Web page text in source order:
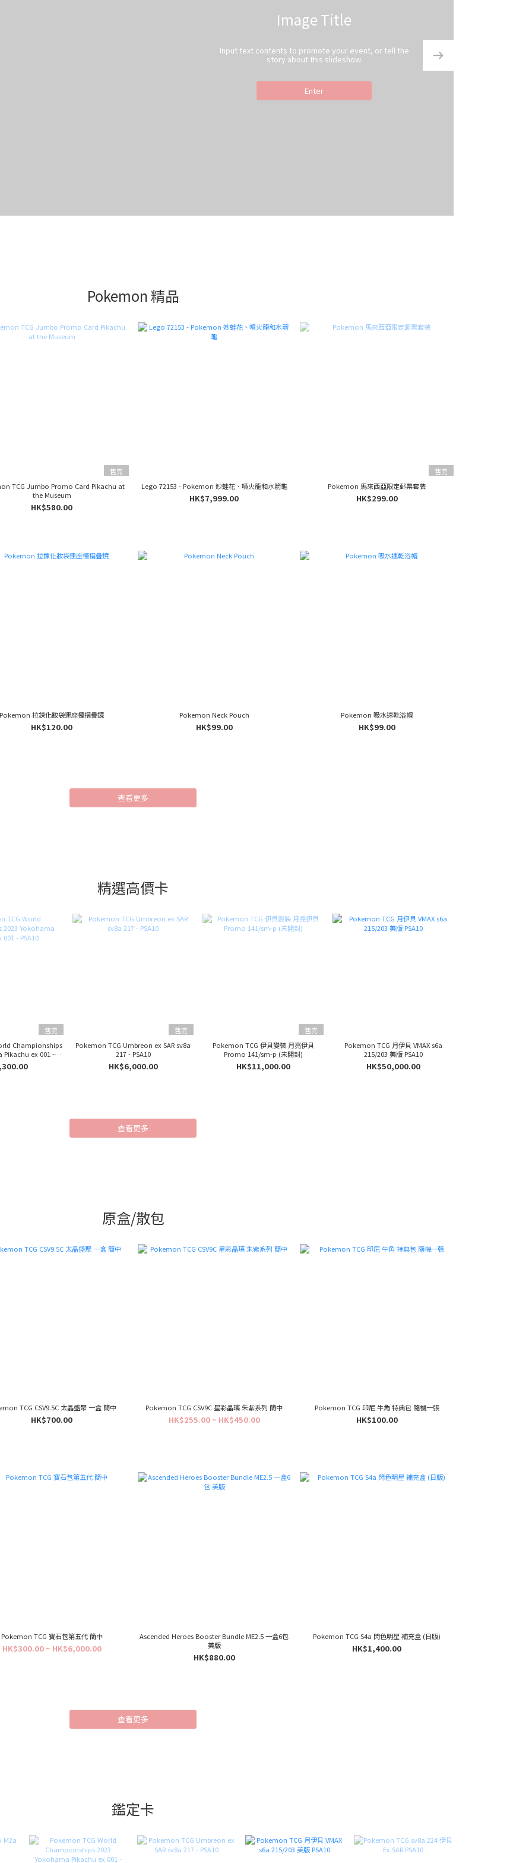
Image Title
Input text contents to promote your event, or tell the
story about this slideshow.
Enter
Pokemon 精品
售完
TCG Jumbo Promo Card Pikachu at
the Museum
HK$580.00
Lego 72153 - Pokemon 妙蛙花、噴火龍和水箭龜
HK$7,999.00
售完
Pokemon 馬來西亞限定郵票套裝
HK$299.00
Pokemon 拉鍊化妝袋連座檯摺疊鏡
HK$120.00
Pokemon Neck Pouch
HK$99.00
Pokemon 吸水速乾浴帽
HK$99.00
查看更多
精選高價卡
售完
Championships
Pikachu ex 001 -
售完
Pokemon TCG Umbreon ex SAR sv8a
217 - PSA10
HK$6,000.00
售完
Pokemon TCG 伊貝變裝 月亮伊貝
Promo 141/sm-p (未開封)
HK$11,000.00
Pokemon TCG 月伊貝 VMAX s6a
215/203 美版 PSA10
HK$50,000.00
查看更多
原盒/散包
TCG CSV9.5C 太晶盛聚 一盒 簡中
HK$700.00
Pokemon TCG CSV9C 星彩晶璃 朱紫系列 簡中
HK$255.00 ~ HK$450.00
Pokemon TCG 印尼 牛角 特典包 隨機一張
HK$100.00
Pokemon TCG 寶石包第五代 簡中
HK$300.00 ~ HK$6,000.00
Ascended Heroes Booster Bundle ME2.5 一盒6包
美版
HK$880.00
Pokemon TCG S4a 閃色明星 補充盒 (日版)
HK$1,400.00
查看更多
鑑定卡